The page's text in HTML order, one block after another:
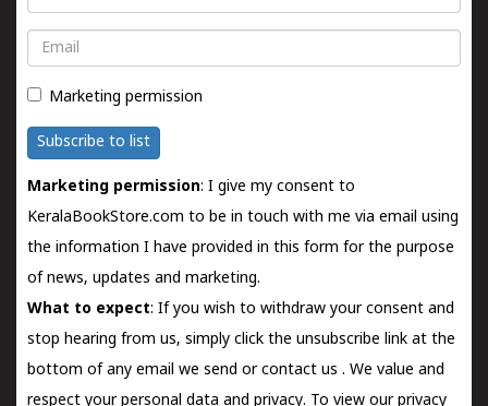
Email
Marketing permission
Subscribe to list
Marketing permission: I give my consent to
KeralaBookStore.com to be in touch with me via email using
the information I have provided in this form for the purpose
of news, updates and marketing.
What to expect: If you wish to withdraw your consent and
stop hearing from us, simply click the unsubscribe link at the
bottom of any email we send orcontact us . We value and
respect your personal data and privacy. To view our privacy